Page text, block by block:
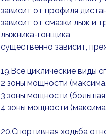
зависит от профиля
зависит от смазки лыж и
лыжника-гонщика
существенно зависит,
19.Все циклические виды
2 зоны мощности
3 зоны мощности
4 зоны мощности
20.Спортивная ходьба